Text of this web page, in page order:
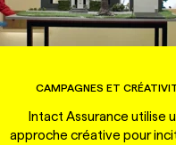
CAMPAGNES ET
Intact Assurance utilise
approche créative pour